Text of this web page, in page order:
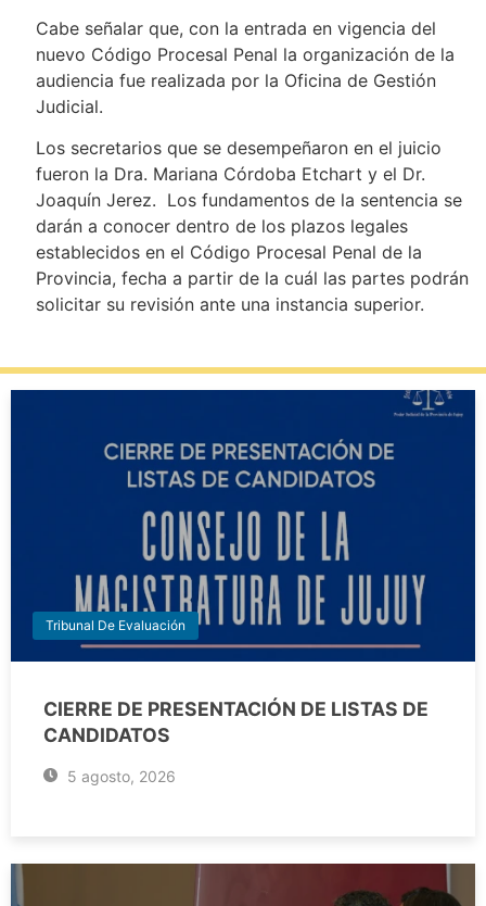
Cabe señalar que, con la entrada en vigencia del
nuevo Código Procesal Penal la organización de la
audiencia fue realizada por la Oficina de Gestión
Judicial.
Los secretarios que se desempeñaron en el juicio
fueron la Dra. Mariana Córdoba Etchart y el Dr.
Joaquín Jerez. Los fundamentos de la sentencia se
darán a conocer dentro de los plazos legales
establecidos en el Código Procesal Penal de la
Provincia, fecha a partir de la cuál las partes podrán
solicitar su revisión ante una instancia superior.
Tribunal De Evaluación
CIERRE DE PRESENTACIÓN DE LISTAS DE
CANDIDATOS
5 agosto, 2026